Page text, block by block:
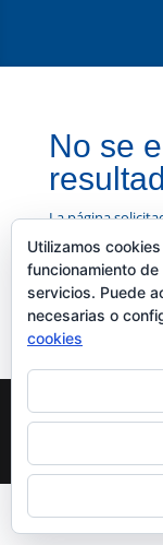
No se
La página
perfeccionar su
localizar la
© Academia
Utilizamos
funcionamiento
servicios. Puede
necesarias o
cookies